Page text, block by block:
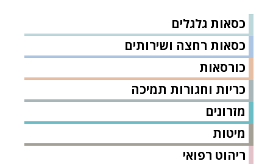
כסאות גלגלים
כסאות רחצה ושירותים
כורסאות
כריות וחגורות תמיכה
מזרונים
מיטות
ריהוט רפואי